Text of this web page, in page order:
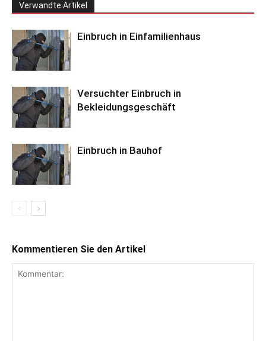
Verwandte Artikel
Einbruch in Einfamilienhaus
Versuchter Einbruch in
Bekleidungsgeschäft
Einbruch in Bauhof
Kommentieren Sie den Artikel